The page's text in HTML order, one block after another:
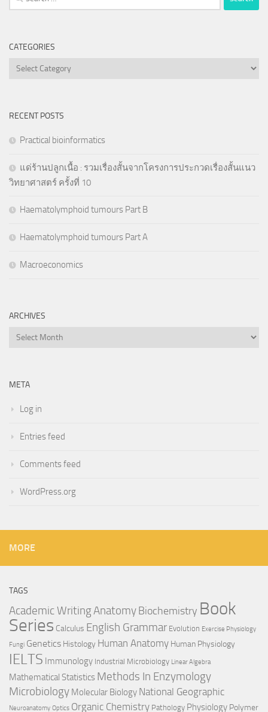
for:
CATEGORIES
Categories
RECENT POSTS
Practical bioinformatics
แด่ร้านปลูกเนื้อ : รวมเรื่องสั้นจากโครงการประกวดเรื่องสั้นแนว
วิทยาศาสตร์ ครั้งที่ 10
Haematolymphoid tumours Part B
Haematolymphoid tumours Part A
Macroeconomics
ARCHIVES
Archives
META
Log in
Entries feed
Comments feed
WordPress.org
MORE
TAGS
Academic WritingAnatomyBiochemistry Book
Series Calculus English Grammar Evolution Exercise Physiology
Fungi Genetics Histology Human Anatomy Human Physiology
IELTS Immunology Industrial Microbiology Linear Algebra
Mathematical Statistics Methods In Enzymology
Microbiology Molecular Biology National Geographic
Neuroanatomy Optics Organic Chemistry Pathology Physiology Polymer